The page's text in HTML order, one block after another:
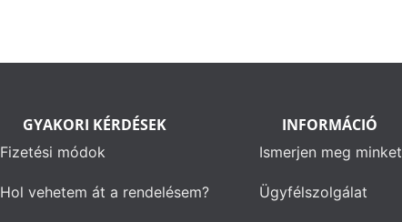
GYAKORI KÉRDÉSEK
Fizetési módok
Hol vehetem át a rendelésem?
INFORMÁCIÓ
Ismerjen meg minket
Ügyfélszolgálat